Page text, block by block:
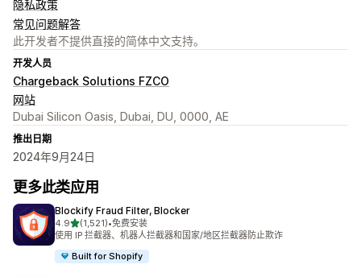
隐私政策
常见问题解答
此开发者不提供直接的简体中文支持。
开发人员
Chargeback Solutions FZCO
网站
Dubai Silicon Oasis, Dubai, DU, 0000, AE
推出日期
2024年9月24日
更多此类应用
Blockify Fraud Filter, Blocker
4.9星（满分 5 星）
(1,521)
总共 1521 条评论
•免费安装
使用 IP 拦截器、机器人拦截器和国家/地区拦截器防止欺诈
Built for Shopify